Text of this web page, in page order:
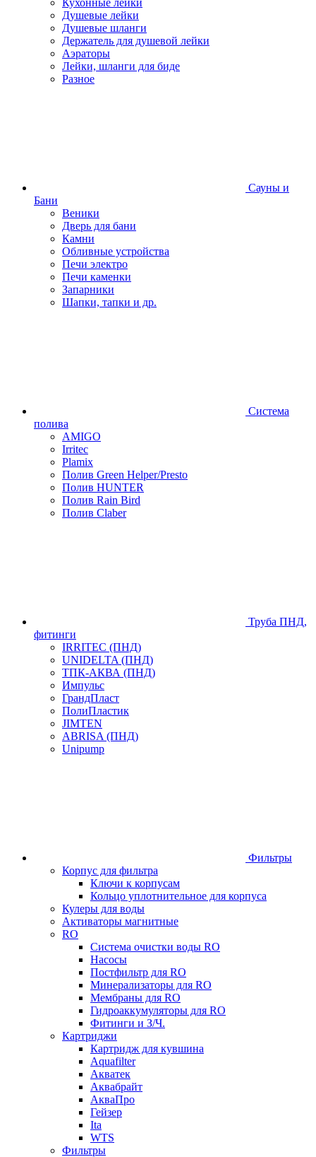
Кухонные лейки
Душевые лейки
Душевые шланги
Держатель для душевой лейки
Аэраторы
Лейки, шланги для биде
Разное
Сауны и
Бани
Веники
Дверь для бани
Камни
Обливные устройства
Печи электро
Печи каменки
Запарники
Шапки, тапки и др.
Система
полива
AMIGO
Irritec
Plamix
Полив Green Helper/Presto
Полив HUNTER
Полив Rain Bird
Полив Claber
Труба ПНД,
фитинги
IRRITEC (ПНД)
UNIDELTA (ПНД)
ТПК-АКВА (ПНД)
Импульс
ГрандПласт
ПолиПластик
JIMTEN
ABRISA (ПНД)
Unipump
Фильтры
Корпус для фильтра
Ключи к корпусам
Кольцо уплотнительное для корпуса
Кулеры для воды
Активаторы магнитные
RO
Система очистки воды RO
Насосы
Постфильтр для RO
Минерализаторы для RO
Мембраны для RO
Гидроаккумуляторы для RO
Фитинги и З/Ч.
Картриджи
Картридж для кувшина
Aquafilter
Акватек
Аквабрайт
АкваПро
Гейзер
Ita
WTS
Фильтры